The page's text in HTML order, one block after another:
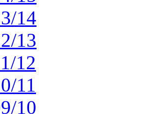
14
13
12
11
10